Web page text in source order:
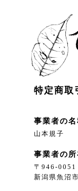
特定商取
事業者の
山本規子
事業者の
〒946-0051
新潟県魚沼